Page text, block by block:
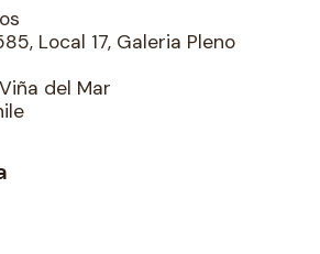
Local 17, Galeria Pleno
del Mar